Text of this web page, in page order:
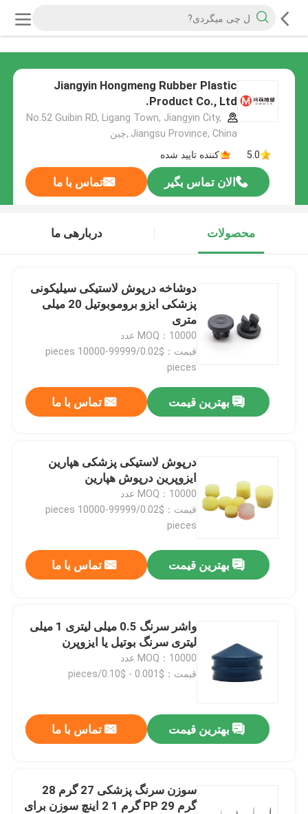
Jiangyin Hongmeng Rubber Plastic
Product Co., Ltd.
No.52 Guibin RD, Ligang Town, Jiangyin City,
Jiangsu Province, China.,چین
5.0
کننده تایید شده
الان تماس بگیر تماس با ما
محصولات دربارهی ما
دوشاخه درپوش لاستیکی سیلیکونی
پزشکی ایزو بروموبوتیل 20 میلی
متری
MOQ：10000 عدد
قیمت：$0.02/pieces 10000-99999
pieces
بهترین قیمت تماس با ما
درپوش لاستیکی پزشکی هپارین
ایزوپرین درپوش هپارین
MOQ：10000 عدد
قیمت：$0.02/pieces 10000-99999
pieces
بهترین قیمت تماس با ما
واشر سرنگ 0.5 میلی لیتری 1 میلی
لیتری سرنگ بوتیل یا ایزوپرن
MOQ：10000 عدد
قیمت：$0.001 - $0.10/pieces
بهترین قیمت تماس با ما
سوزن سرنگ پزشکی 27 گرم 28
گرم PP 29 گرم 1 2 اینچ سوزن برای